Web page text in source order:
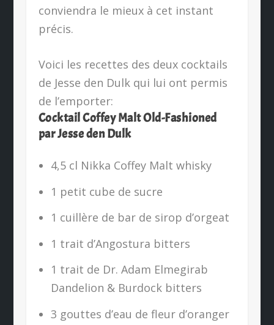
conviendra le mieux à cet instant
précis.
Voici les recettes des deux cocktails
de Jesse den Dulk qui lui ont permis
de l’emporter:
Cocktail Coffey Malt Old-Fashioned
par Jesse den Dulk
4,5 cl Nikka Coffey Malt whisky
1 petit cube de sucre
1 cuillère de bar de sirop d’orgeat
1 trait d’Angostura bitters
1 trait de Dr. Adam Elmegirab
Dandelion & Burdock bitters
3 gouttes d’eau de fleur d’oranger